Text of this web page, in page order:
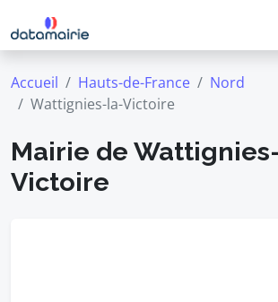
Accueil Hauts-de-France
Nord
Wattignies-la-Victoire
Mairie de
Victoire